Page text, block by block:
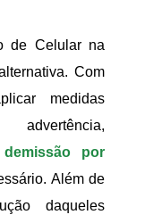
de Celular na
Com
medidas
demissão por
Além de
daqueles